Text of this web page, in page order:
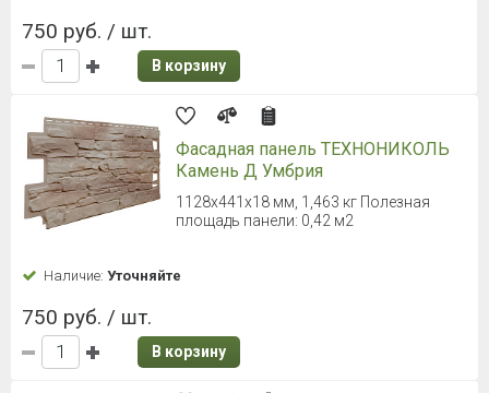
750 руб. / шт.
В корзину
Фасадная панель ТЕХНОНИКОЛЬ
Камень Д Умбрия
1128х441х18 мм, 1,463 кг Полезная
площадь панели: 0,42 м2
Наличие: Уточняйте
750 руб. / шт.
В корзину